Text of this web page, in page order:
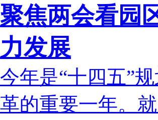
聚焦两会看园
力发展
今年是“十四五”
革的重要一年。